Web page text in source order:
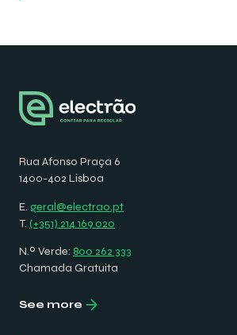
Rua Afonso Praça 6
1400-402 Lisboa
E. geral@electrao.pt
T. (+351) 214 169 020
N.º Verde: 800 262 333
Chamada Gratuita
See more